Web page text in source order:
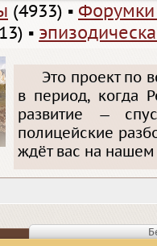
(4933) ▪
▪
Это проект по
в период, когда
развитие —
полицейские
ждёт вас на нашем